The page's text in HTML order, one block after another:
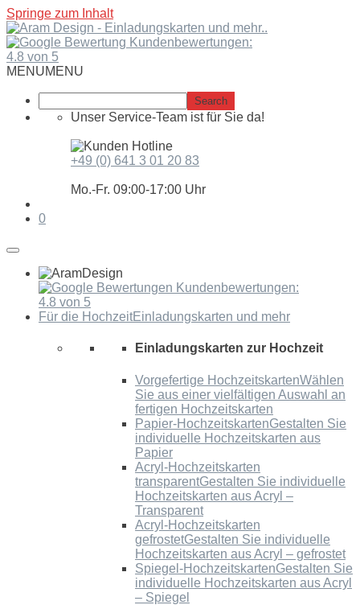
Springe zum Inhalt
Kundenbewertungen:
4.8 von 5
MENUMENU
Unser Service-Team ist für Sie da!
+49 (0) 641 3 01 20 83
Mo.-Fr. 09:00-17:00 Uhr
0
Kundenbewertungen:
4.8 von 5
Für die HochzeitEinladungskarten und mehr
Einladungskarten zur Hochzeit
Vorgefertige HochzeitskartenWählen
Sie aus einer vielfältigen Auswahl an
fertigen Hochzeitskarten
Papier-HochzeitskartenGestalten Sie
individuelle Hochzeitskarten aus
Papier
Acryl-Hochzeitskarten
transparentGestalten Sie individuelle
Hochzeitskarten aus Acryl –
Transparent
Acryl-Hochzeitskarten
gefrostetGestalten Sie individuelle
Hochzeitskarten aus Acryl – gefrostet
Spiegel-HochzeitskartenGestalten Sie
individuelle Hochzeitskarten aus Acryl
– Spiegel